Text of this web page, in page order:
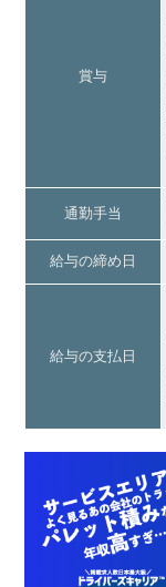
賞与
通勤手当
給与の締め日
給与の支払日